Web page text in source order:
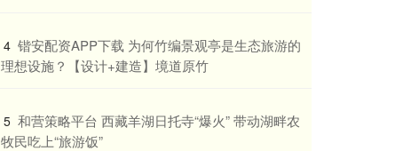
4 ​锴安配资APP下载 为何竹编景观亭是生态旅游的
理想设施？【设计+建造】境道原竹
5 ​和营策略平台 西藏羊湖日托寺“爆火” 带动湖畔农
牧民吃上“旅游饭”